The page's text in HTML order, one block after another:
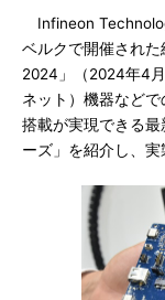
Infineon
ベルクで開催され
2024」（2024年4
ネット）機器などで
搭載が実現できる最
ーズ」を紹介し、実